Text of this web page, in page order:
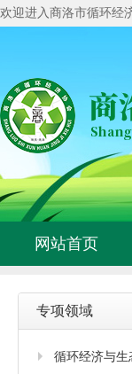
欢迎进入商洛市循环经
网站首页
专项领域
循环经济与生